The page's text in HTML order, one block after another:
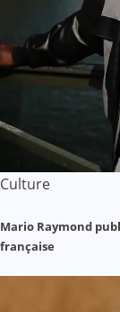
Culture
Mario Raymond
française